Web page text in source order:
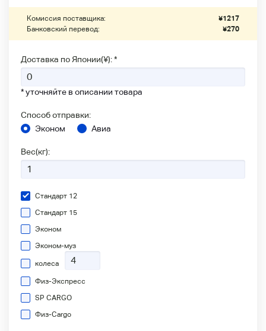
Комиссия поставщика: ¥1217
Банковский перевод:
¥270
Доставка по Японии(¥): *
* уточняйте в описании товара
Способ отправки:
Эконом
Авиа
Вес(кг):
Стандарт 12
Стандарт 15
Эконом
Эконом-муз
колеса
Физ-Экспресс
SP CARGO
Физ-Сargo